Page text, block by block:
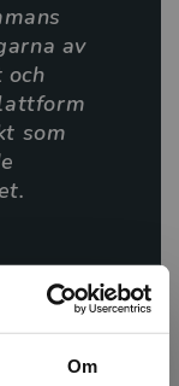
Om
skola
av
och
som
Ulf